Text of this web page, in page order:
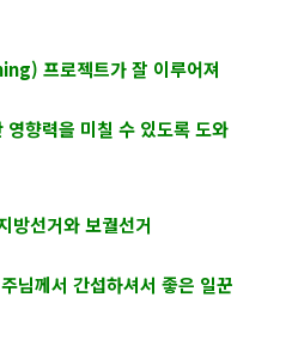
프로젝트가 잘 이루어져
향력을 미칠 수 있도록 도와
방선거와 보궐선거
님께서 간섭하셔서 좋은 일꾼